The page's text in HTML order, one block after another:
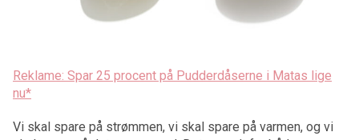
Reklame: Spar 25 procent på Pudderdåserne i Matas lige
nu*
Vi skal spare på strømmen, vi skal spare på varmen, og vi